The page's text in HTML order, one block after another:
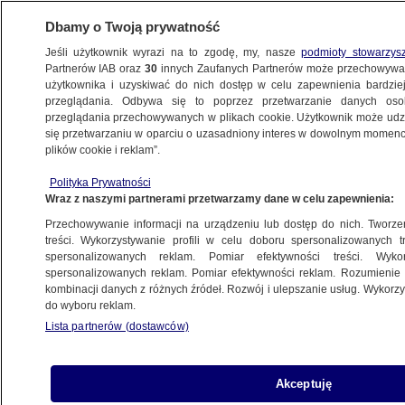
POLSKA
12.12.2023, 14:16
Udostępnij
Dbamy o Twoją prywatność
Jeśli użytkownik wyrazi na to zgodę, my, naszepodmioty
Partnerów IAB oraz30 innych Zaufanych Partnerów może
użytkownika i uzyskiwać do nich dostęp w celu zapewnienia
przeglądania. Odbywa się to poprzez przetwarzanie danych
przeglądania przechowywanych w plikach cookie. Użytkownik może
się przetwarzaniu w oparciu o uzasadniony interes w dowolnym
plików cookie i reklam”.
Polityka Prywatności
Wraz z naszymi partnerami przetwarzamy dane w celu zapewnienia:
Przechowywanie informacji na urządzeniu lub dostęp do nich.
treści. Wykorzystywanie profili w celu doboru spersonalizowanych
spersonalizowanych reklam. Pomiar efektywności treści.
spersonalizowanych reklam. Pomiar efektywności reklam.
kombinacji danych z różnych źródeł. Rozwój i ulepszanie usług.
do wyboru reklam.
Lista partnerów (dostawców)
Akceptuję